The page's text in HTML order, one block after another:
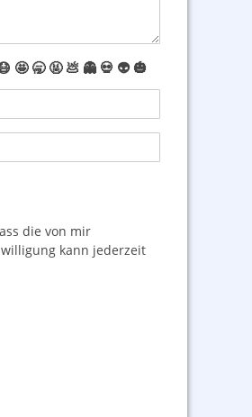
🤩 🥱 🤬 💩 👻 💀 👽 🎃
die von mir
kann jederzeit